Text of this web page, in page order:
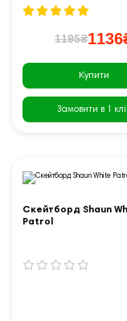
1195₴
Купити
Замовити в 1
Скейтборд Shaun
Patrol